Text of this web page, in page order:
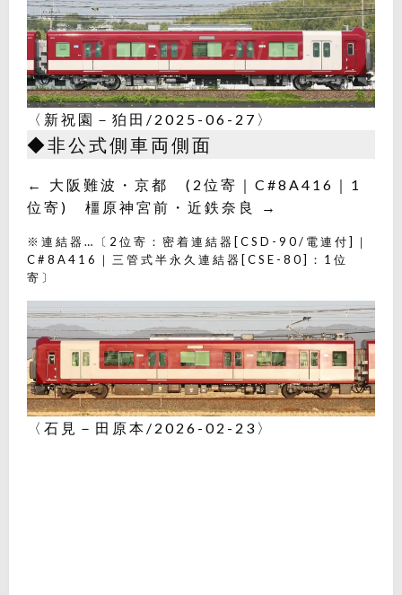
〈新祝園－狛田/2025-06-27〉
◆非公式側車両側面
← 大阪難波・京都 (2位寄｜C#8A416｜1
位寄) 橿原神宮前・近鉄奈良 →
※連結器…〔2位寄：密着連結器[CSD-90/電連付]｜
C#8A416｜三管式半永久連結器[CSE-80]：1位
寄〕
〈石見－田原本/2026-02-23〉